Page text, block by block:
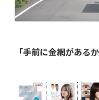
「手前に金網がある